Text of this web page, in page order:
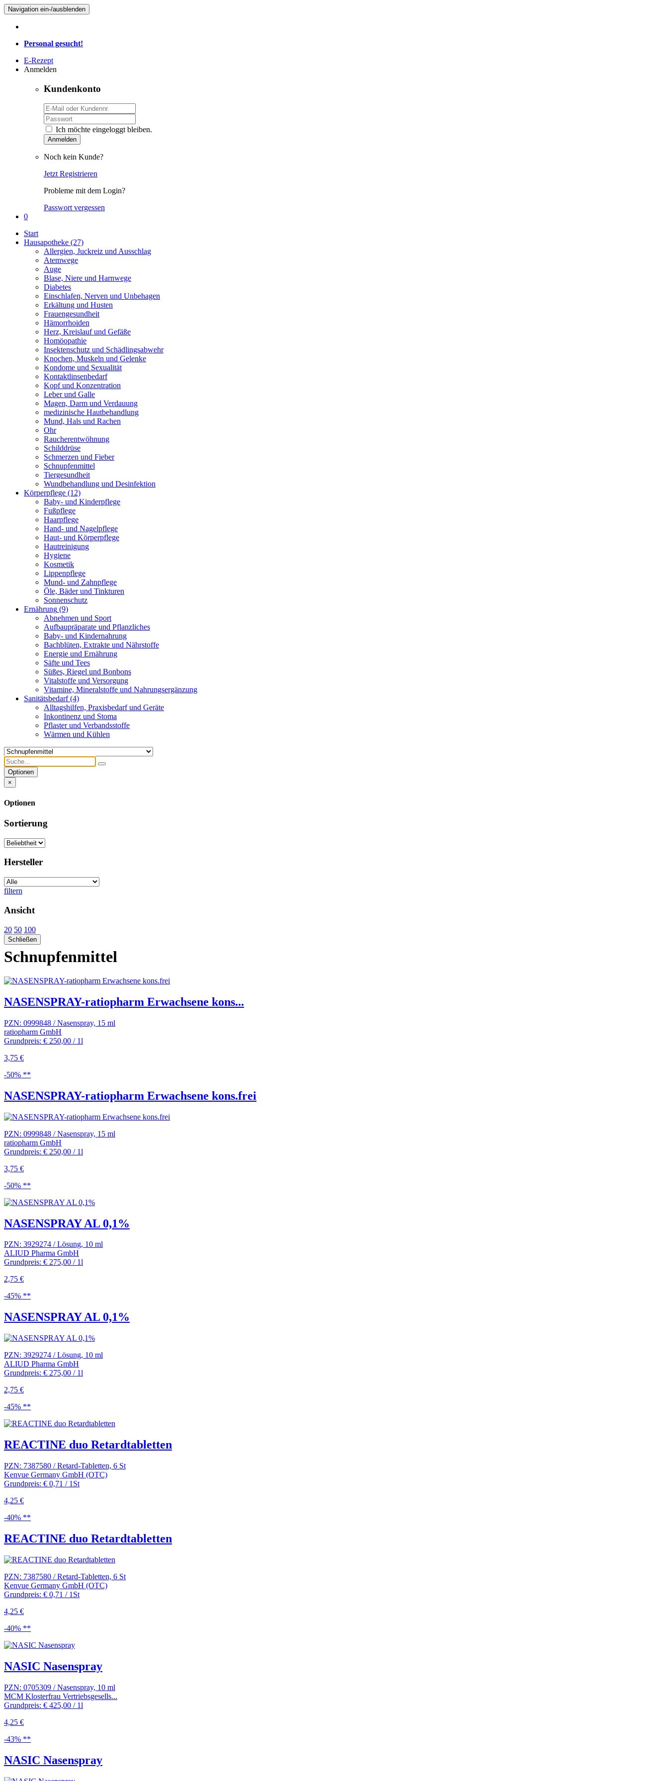
Navigation ein-/ausblenden
Personal gesucht!
E-Rezept
Anmelden
Kundenkonto
Ich möchte eingeloggt bleiben.
Anmelden
Noch kein Kunde?
Jetzt Registrieren
Probleme mit dem Login?
Passwort vergessen
0
Start
Hausapotheke (27)
Allergien, Juckreiz und Ausschlag
Atemwege
Auge
Blase, Niere und Harnwege
Diabetes
Einschlafen, Nerven und Unbehagen
Erkältung und Husten
Frauengesundheit
Hämorrhoiden
Herz, Kreislauf und Gefäße
Homöopathie
Insektenschutz und Schädlingsabwehr
Knochen, Muskeln und Gelenke
Kondome und Sexualität
Kontaktlinsenbedarf
Kopf und Konzentration
Leber und Galle
Magen, Darm und Verdauung
medizinische Hautbehandlung
Mund, Hals und Rachen
Ohr
Raucherentwöhnung
Schilddrüse
Schmerzen und Fieber
Schnupfenmittel
Tiergesundheit
Wundbehandlung und Desinfektion
Körperpflege (12)
Baby- und Kinderpflege
Fußpflege
Haarpflege
Hand- und Nagelpflege
Haut- und Körperpflege
Hautreinigung
Hygiene
Kosmetik
Lippenpflege
Mund- und Zahnpflege
Öle, Bäder und Tinkturen
Sonnenschutz
Ernährung (9)
Abnehmen und Sport
Aufbaupräparate und Pflanzliches
Baby- und Kindernahrung
Bachblüten, Extrakte und Nährstoffe
Energie und Ernährung
Säfte und Tees
Süßes, Riegel und Bonbons
Vitalstoffe und Versorgung
Vitamine, Mineralstoffe und Nahrungsergänzung
Sanitätsbedarf(4)
Alltagshilfen, Praxisbedarf und Geräte
Inkontinenz und Stoma
Pflaster und Verbandsstoffe
Wärmen und Kühlen
Optionen
×
Optionen
Sortierung
Hersteller
filtern
Ansicht
20 50 100
Schließen
Schnupfenmittel
NASENSPRAY-ratiopharm Erwachsene kons...
PZN: 0999848 / Nasenspray, 15 ml
ratiopharm GmbH
Grundpreis: € 250,00 / 1l
3,75 €
-50% **
NASENSPRAY-ratiopharm Erwachsene kons.frei
PZN: 0999848 / Nasenspray, 15 ml
ratiopharm GmbH
Grundpreis: € 250,00 / 1l
3,75 €
-50% **
NASENSPRAY AL 0,1%
PZN: 3929274 / Lösung, 10 ml
ALIUD Pharma GmbH
Grundpreis: € 275,00 / 1l
2,75 €
-45% **
NASENSPRAY AL 0,1%
PZN: 3929274 / Lösung, 10 ml
ALIUD Pharma GmbH
Grundpreis: € 275,00 / 1l
2,75 €
-45% **
REACTINE duo Retardtabletten
PZN: 7387580 / Retard-Tabletten, 6 St
Kenvue Germany GmbH (OTC)
Grundpreis: € 0,71 / 1St
4,25 €
-40% **
REACTINE duo Retardtabletten
PZN: 7387580 / Retard-Tabletten, 6 St
Kenvue Germany GmbH (OTC)
Grundpreis: € 0,71 / 1St
4,25 €
-40% **
NASIC Nasenspray
PZN: 0705309 / Nasenspray, 10 ml
MCM Klosterfrau Vertriebsgesells...
Grundpreis: € 425,00 / 1l
4,25 €
-43% **
NASIC Nasenspray